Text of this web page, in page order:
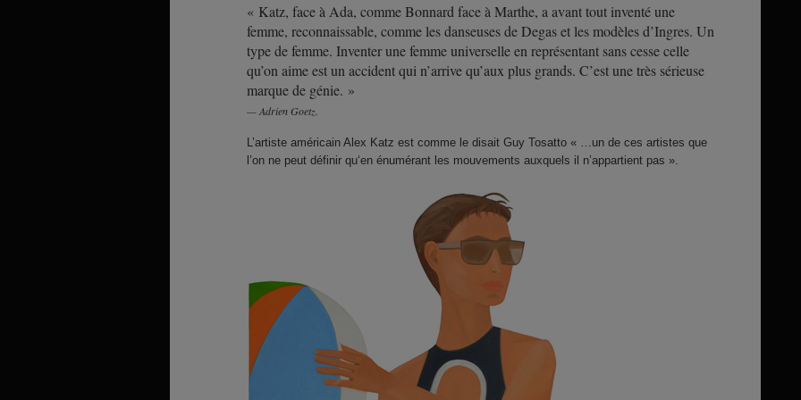
« Katz, face à Ada, comme Bonnard face à Marthe, a avant tout inventé une
femme, reconnaissable, comme les danseuses de Degas et les modèles d’Ingres. Un
type de femme. Inventer une femme universelle en représentant sans cesse celle
qu’on aime est un accident qui n’arrive qu’aux plus grands. C’est une très sérieuse
marque de génie. »
Adrien Goetz.
L’artiste américain Alex Katz est comme le disait Guy Tosatto « …un de ces artistes que
l’on ne peut définir qu‘en énumérant les mouvements auxquels il n’appartient pas ».